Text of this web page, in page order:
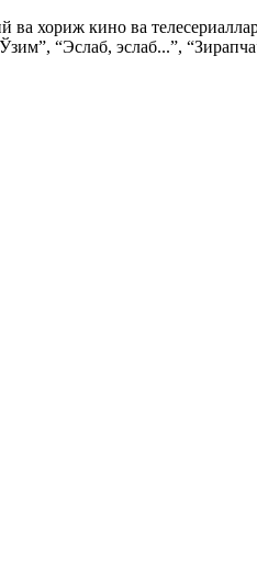
ва хориж кино ва
“Эслаб, эслаб...”,